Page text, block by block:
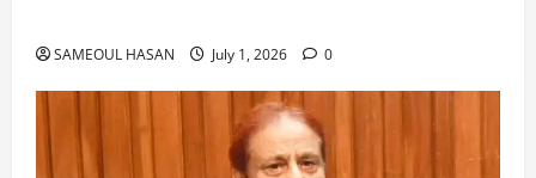
SAMEOUL HASAN July 1, 2026 0